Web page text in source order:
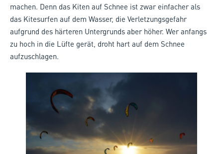
machen. Denn das Kiten auf Schnee ist zwar einfacher als
das Kitesurfen auf dem Wasser, die Verletzungsgefahr
aufgrund des härteren Untergrunds aber höher. Wer anfangs
zu hoch in die Lüfte gerät, droht hart auf dem Schnee
aufzuschlagen.